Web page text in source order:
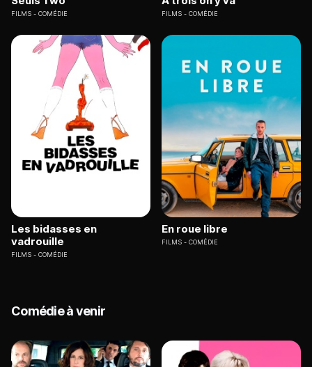
FILMS COMÉDIE FILMS COMÉDIE
Les bidasses en
vadrouille
FILMS COMÉDIE
En roue libre
FILMS COMÉDIE
Comédie à venir